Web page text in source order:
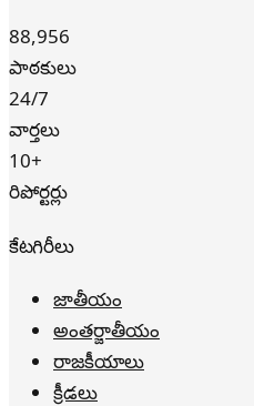
88,956
పాఠకులు
24/7
వార్తలు
10+
రిపోర్టర్లు
కేటగిరీలు
జాతీయం
అంతర్జాతీయం
రాజకీయాలు
క్రీడలు